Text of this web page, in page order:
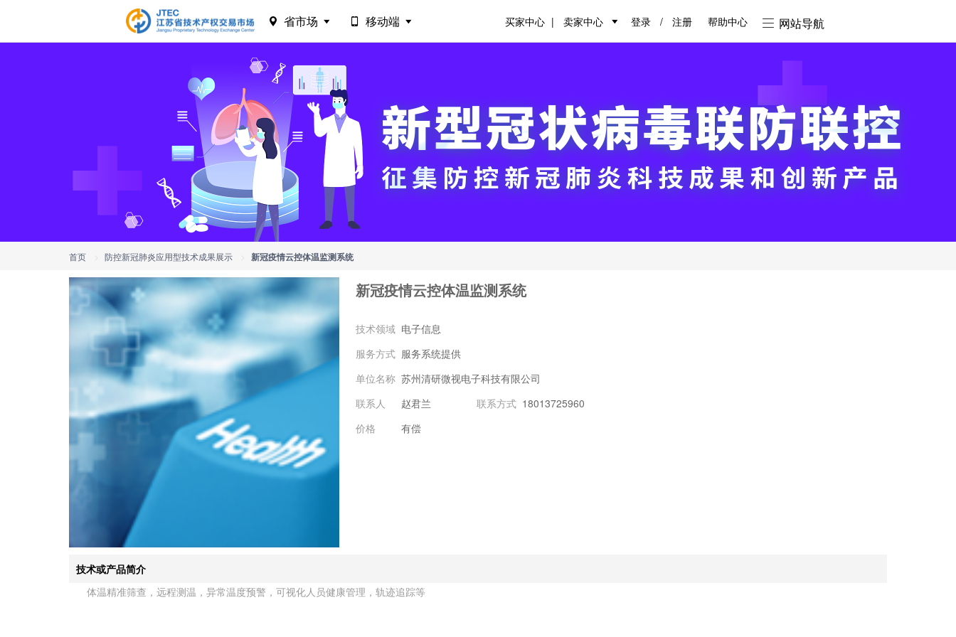
省市场 移动端 登录 / 注册 帮助中心 网站导航
买家中心 卖家中心
首页 防控新冠肺炎应用型技术成果展示 新冠疫情云控体温监测系统
新冠疫情云控体温监测系统
技术领域 电子信息
服务方式 服务系统提供
单位名称 苏州清研微视电子科技有限公司
联系人
赵君兰 联系方式 18013725960
价格
有偿
技术或产品简介
体温精准筛查，远程测温，异常温度预警，可视化人员健康管理，轨迹追踪等